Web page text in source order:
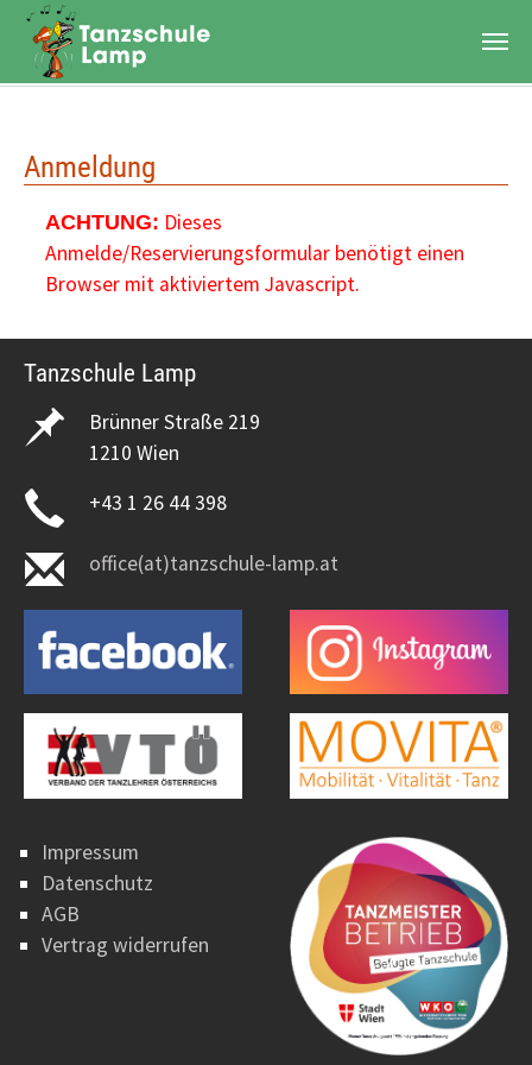
Anmeldung
ACHTUNG: Dieses
Anmelde/Reservierungsformular benötigt einen
Browser mit aktiviertem Javascript.
Tanzschule Lamp
Brünner Straße 219
1210 Wien
+43 1 26 44 398
office(at)tanzschule-lamp.at
Impressum
Datenschutz
AGB
Vertrag widerrufen